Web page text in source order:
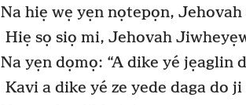
Na hiẹ wẹ yẹn nọtepọn, Jehovah
Hiẹ sọ siọ mi, Jehovah
Na yẹn dọmọ: “A dike yé jẹaglin
Kavi a dike yé ze yede daga do